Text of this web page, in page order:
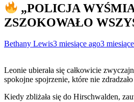
„POLICJA
ZSZOKOWAŁO
Bethany Lewis3 miesiące ago3
Leonie ubierała się całkowicie
spokojne spojrzenie, które nie
Kiedy zbliżała się do Hirschwalden,